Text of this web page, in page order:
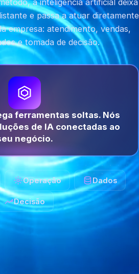
a inteligência artificial deixa
e passa a atuar diretamente
empresa: atendimento, vendas,
e tomada de decisão.
ferramentas soltas. Nós
de IA conectadas ao
negócio.
Operação Dados
Decisão